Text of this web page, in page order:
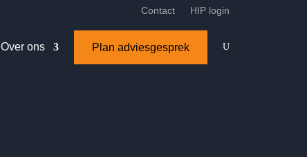
Contact HIP login
Over ons Plan adviesgesprek U